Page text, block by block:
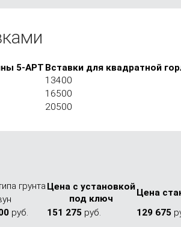
5-АРТ Вставки для квадратной
13400
16500
20500
грунта Цена с устано­вкой
под ключ
Цена
руб. 151 275 руб. 129 675